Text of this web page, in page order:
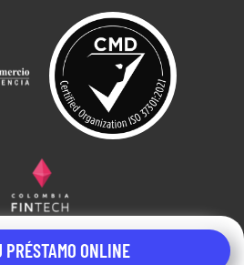
PRÉSTAMO ONLINE